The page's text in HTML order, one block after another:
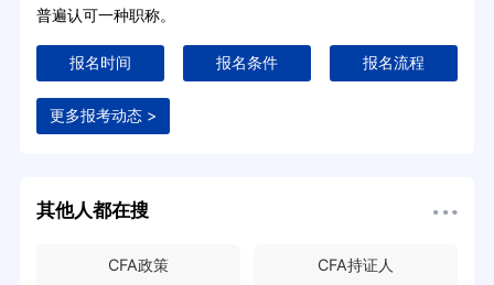
普遍认可一种职称。
报名时间 报名条件 报名流程
更多报考动态 >
其他人都在搜
CFA政策 CFA持证人